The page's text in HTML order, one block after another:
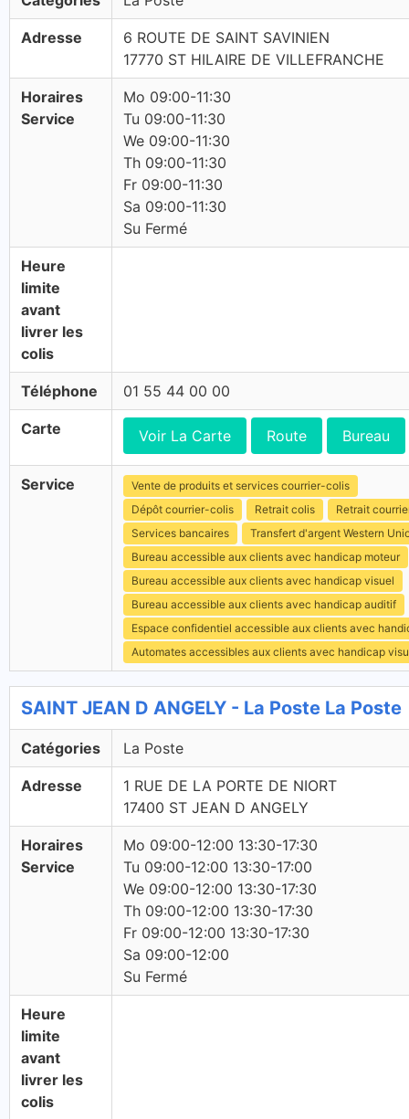
Adresse
6 ROUTE DE SAINT SAVINIEN
17770 ST HILAIRE DE VILLEFRANCHE
Horaires
Service
Mo 09:00-11:30
Tu 09:00-11:30
We 09:00-11:30
Th 09:00-11:30
Fr 09:00-11:30
Sa 09:00-11:30
Su Fermé
Heure
limite
avant
livrer les
colis
Téléphone 01 55 44 00 00
Carte Voir La Carte Route Bureau
Service
Vente de produits et services courrier-colis
Dépôt courrier-colis
Retrait colis
Retrait
Services bancaires
Transfert d'argent Western
Bureau accessible aux clients avec handicap moteur
Bureau accessible aux clients avec handicap visuel
Bureau accessible aux clients avec handicap auditif
Espace confidentiel accessible aux clients avec
Automates accessibles aux clients avec handicap
SAINT JEAN D ANGELY - La Poste La Poste
Catégories La Poste
Adresse
1 RUE DE LA PORTE DE NIORT
17400 ST JEAN D ANGELY
Horaires
Service
Mo 09:00-12:00 13:30-17:30
Tu 09:00-12:00 13:30-17:00
We 09:00-12:00 13:30-17:30
Th 09:00-12:00 13:30-17:30
Fr 09:00-12:00 13:30-17:30
Sa 09:00-12:00
Su Fermé
Heure
limite
avant
livrer les
colis